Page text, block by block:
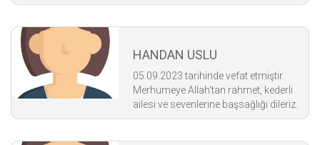
HANDAN USLU
05.09.2023 tarihinde vefat etmiştir.
Merhumeye Allah'tan rahmet, kederli
ailesi ve sevenlerine başsağlığı dileriz.